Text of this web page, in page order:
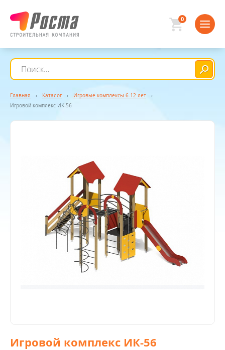
Главная › Каталог › Игровые комплексы 6-12 лет
›
Игровой комплекс ИК-56
Игровой комплекс ИК-56
0